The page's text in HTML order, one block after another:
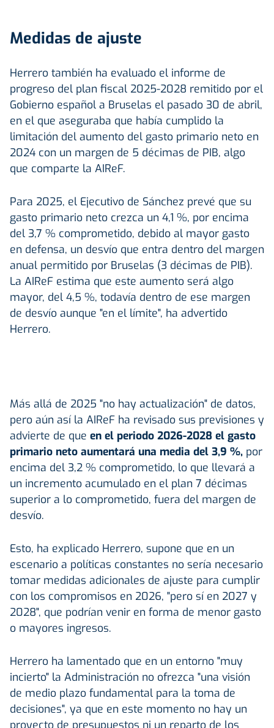
Medidas de ajuste
Herrero también ha evaluado el informe de
progreso del plan fiscal 2025-2028 remitido por el
Gobierno español a Bruselas el pasado 30 de abril,
en el que aseguraba que había cumplido la
limitación del aumento del gasto primario neto en
2024 con un margen de 5 décimas de PIB, algo
que comparte la AIReF.
Para 2025, el Ejecutivo de Sánchez prevé que su
gasto primario neto crezca un 4,1 %, por encima
del 3,7 % comprometido, debido al mayor gasto
en defensa, un desvío que entra dentro del margen
anual permitido por Bruselas (3 décimas de PIB).
La AIReF estima que este aumento será algo
mayor, del 4,5 %, todavía dentro de ese margen
de desvío aunque "en el límite", ha advertido
Herrero.
Más allá de 2025 "no hay actualización" de datos,
pero aún así la AIReF ha revisado sus previsiones y
advierte de que en el periodo 2026-2028 el gasto
primario neto aumentará una media del 3,9 %, por
encima del 3,2 % comprometido, lo que llevará a
un incremento acumulado en el plan 7 décimas
superior a lo comprometido, fuera del margen de
desvío.
Esto, ha explicado Herrero, supone que en un
escenario a políticas constantes no sería necesario
tomar medidas adicionales de ajuste para cumplir
con los compromisos en 2026, "pero sí en 2027 y
2028", que podrían venir en forma de menor gasto
o mayores ingresos.
Herrero ha lamentado que en un entorno "muy
incierto" la Administración no ofrezca "una visión
de medio plazo fundamental para la toma de
decisiones", ya que en este momento no hay un
proyecto de presupuestos ni un reparto de los